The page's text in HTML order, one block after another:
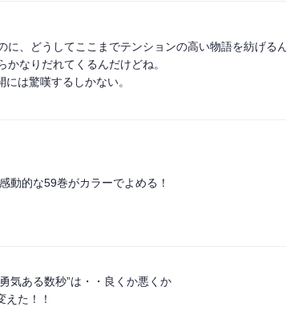
い！
てことに！
をなんかしてるね・・・。
使えるようになってる！
いの？
ひげ！
に、どうしてここまでテンションの高い物語を紡げるん
なりだれてくるんだけどね。
は驚嘆するしかない。
動的な59巻がカラーでよめる！
気ある数秒”は・・良くか悪くか
た！！